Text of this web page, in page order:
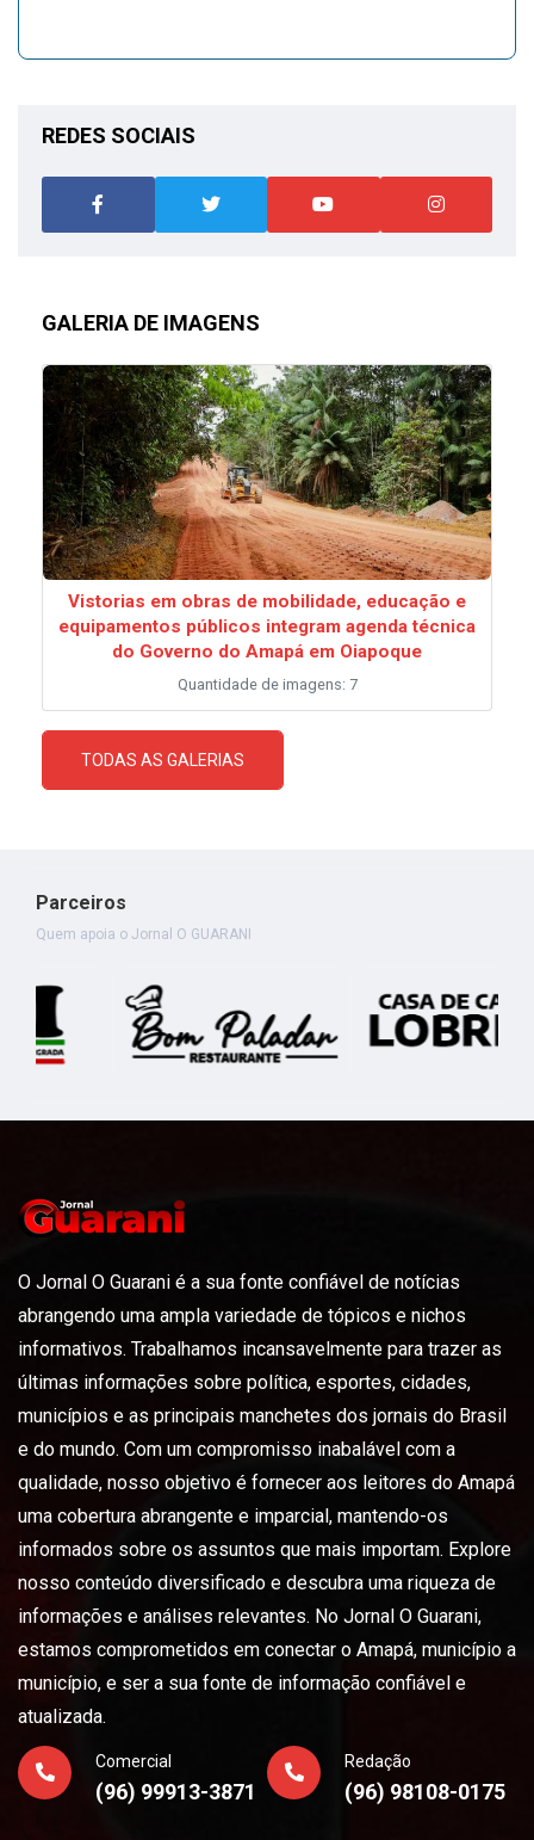
REDES SOCIAIS
GALERIA DE IMAGENS
Vistorias em obras de mobilidade, educação e
equipamentos públicos integram agenda técnica
do Governo do Amapá em Oiapoque
Quantidade de imagens: 7
TODAS AS GALERIAS
Parceiros
Quem apoia o Jornal O GUARANI
O Jornal O Guarani é a sua fonte confiável de notícias
abrangendo uma ampla variedade de tópicos e nichos
informativos. Trabalhamos incansavelmente para trazer as
últimas informações sobre política, esportes, cidades,
municípios e as principais manchetes dos jornais do Brasil
e do mundo. Com um compromisso inabalável com a
qualidade, nosso objetivo é fornecer aos leitores do Amapá
uma cobertura abrangente e imparcial, mantendo-os
informados sobre os assuntos que mais importam. Explore
nosso conteúdo diversificado e descubra uma riqueza de
informações e análises relevantes. No Jornal O Guarani,
estamos comprometidos em conectar o Amapá, município a
município, e ser a sua fonte de informação confiável e
atualizada.
Comercial
(96) 99913-3871
Redação
(96) 98108-0175